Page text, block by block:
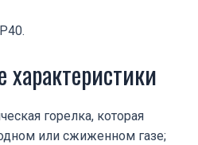
характеристики
горелка, которая
или сжиженном газе;